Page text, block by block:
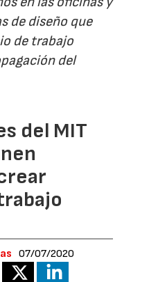
de diseño que
de trabajo
del
del MIT
07/07/2020